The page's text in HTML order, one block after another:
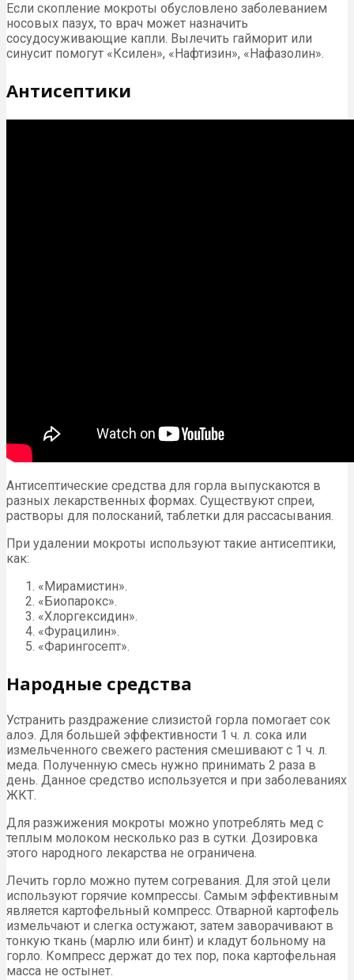
Если скопление мокроты обусловлено заболеванием
носовых пазух, то врач может назначить
сосудосуживающие капли. Вылечить гайморит или
синусит помогут «Ксилен», «Нафтизин», «Нафазолин».
Антисептики
Антисептические средства для горла выпускаются в
разных лекарственных формах. Существуют спреи,
растворы для полосканий, таблетки для рассасывания.
При удалении мокроты используют такие антисептики,
как:
«Мирамистин».
«Биопарокс».
«Хлоргексидин».
«Фурацилин».
«Фарингосепт».
Народные средства
Устранить раздражение слизистой горла помогает сок
алоэ. Для большей эффективности 1 ч. л. сока или
измельченного свежего растения смешивают с 1 ч. л.
меда. Полученную смесь нужно принимать 2 раза в
день. Данное средство используется и при заболеваниях
ЖКТ.
Для разжижения мокроты можно употреблять мед с
теплым молоком несколько раз в сутки. Дозировка
этого народного лекарства не ограничена.
Лечить горло можно путем согревания. Для этой цели
используют горячие компрессы. Самым эффективным
является картофельный компресс. Отварной картофель
измельчают и слегка остужают, затем заворачивают в
тонкую ткань (марлю или бинт) и кладут больному на
горло. Компресс держат до тех пор, пока картофельная
масса не остынет.